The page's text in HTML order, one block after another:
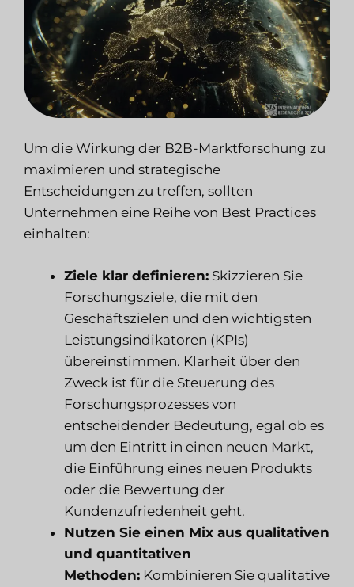
Um die Wirkung der B2B-Marktforschung zu
maximieren und strategische
Entscheidungen zu treffen, sollten
Unternehmen eine Reihe von Best Practices
einhalten:
Ziele klar definieren: Skizzieren Sie
Forschungsziele, die mit den
Geschäftszielen und den wichtigsten
Leistungsindikatoren (KPIs)
übereinstimmen. Klarheit über den
Zweck ist für die Steuerung des
Forschungsprozesses von
entscheidender Bedeutung, egal ob es
um den Eintritt in einen neuen Markt,
die Einführung eines neuen Produkts
oder die Bewertung der
Kundenzufriedenheit geht.
Nutzen Sie einen Mix aus qualitativen
und quantitativen
Methoden: Kombinieren Sie qualitative